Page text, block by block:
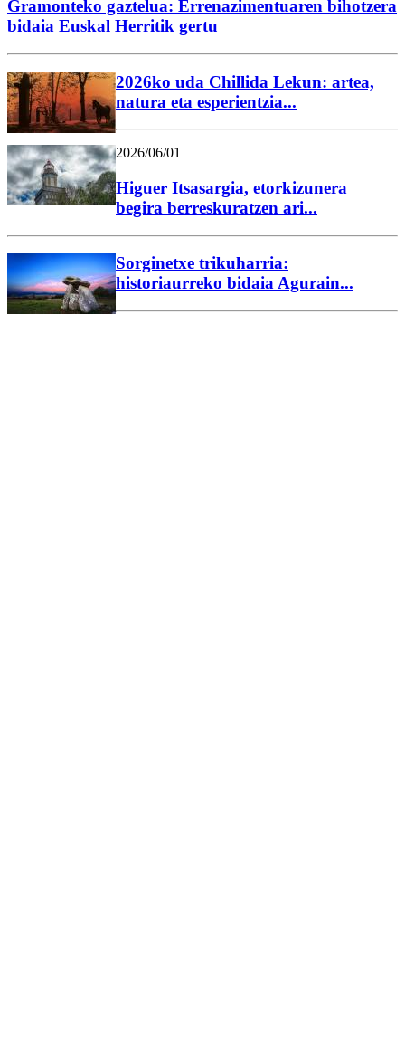
Gramonteko gaztelua: Errenazimentuaren bihotzera
bidaia Euskal Herritik gertu
2026ko uda Chillida Lekun: artea,
natura eta esperientzia...
2026/06/01
Higuer Itsasargia, etorkizunera
begira berreskuratzen ari...
Sorginetxe trikuharria:
historiaurreko bidaia Agurain...